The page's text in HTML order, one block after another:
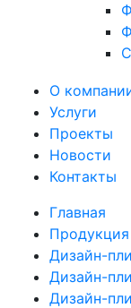
О
Услуги
Проекты
Новости
Контакты
Главная
Продукция
Дизайн-
Дизайн-
Дизайн-